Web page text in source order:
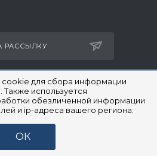
для сбора информации
Также используется
обезличенной информации
и ip-адреса вашего региона.
ОК
РАССЫЛКУ
87-67 ЗАКАЗАТЬ ЗВОНОК
ул. Мичурина 47 б, вход